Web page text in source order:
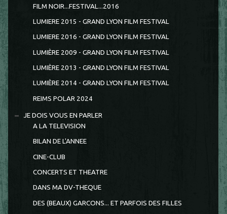
FILM NOIR...FESTIVAL...2016
LUMIERE 2015 - GRAND LYON FILM FESTIVAL
LUMIERE 2016 - GRAND LYON FILM FESTIVAL
LUMIÈRE 2009 - GRAND LYON FILM FESTIVAL
LUMIÈRE 2013 - GRAND LYON FILM FESTIVAL
LUMIÈRE 2014 - GRAND LYON FILM FESTIVAL
REIMS POLAR 2024
JE DOIS VOUS EN PARLER
A LA TELEVISION
BILAN DE L'ANNEE
CINE-CLUB
CONCERTS ET THEATRE
DANS MA DV-THEQUE
DES (BEAUX) GARCONS... ET PARFOIS DES FILLES